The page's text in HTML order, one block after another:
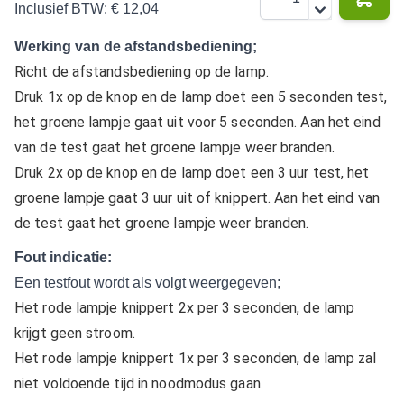
Inclusief BTW: € 12,04
Werking van de afstandsbediening;
Richt de afstandsbediening op de lamp.
Druk 1x op de knop en de lamp doet een 5 seconden test,
het groene lampje gaat uit voor 5 seconden. Aan het eind
van de test gaat het groene lampje weer branden.
Druk 2x op de knop en de lamp doet een 3 uur test, het
groene lampje gaat 3 uur uit of knippert. Aan het eind van
de test gaat het groene lampje weer branden.
Fout indicatie:
Een testfout wordt als volgt weergegeven;
Het rode lampje knippert 2x per 3 seconden, de lamp
krijgt geen stroom.
Het rode lampje knippert 1x per 3 seconden, de lamp zal
niet voldoende tijd in noodmodus gaan.